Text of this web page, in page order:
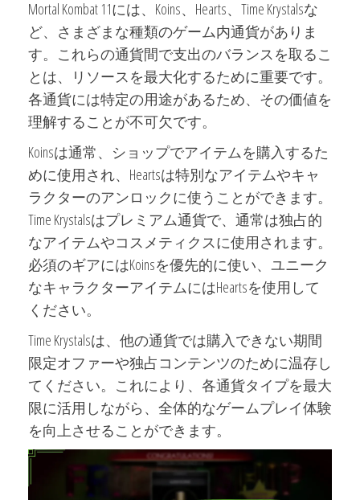
Mortal Kombat 11には、Koins、Hearts、Time Krystalsな
ど、さまざまな種類のゲーム内通貨がありま
す。これらの通貨間で支出のバランスを取るこ
とは、リソースを最大化するために重要です。
各通貨には特定の用途があるため、その価値を
理解することが不可欠です。
Koinsは通常、ショップでアイテムを購入するた
めに使用され、Heartsは特別なアイテムやキャ
ラクターのアンロックに使うことができます。
Time Krystalsはプレミアム通貨で、通常は独占的
なアイテムやコスメティクスに使用されます。
必須のギアにはKoinsを優先的に使い、ユニーク
なキャラクターアイテムにはHeartsを使用して
ください。
Time Krystalsは、他の通貨では購入できない期間
限定オファーや独占コンテンツのために温存し
てください。これにより、各通貨タイプを最大
限に活用しながら、全体的なゲームプレイ体験
を向上させることができます。